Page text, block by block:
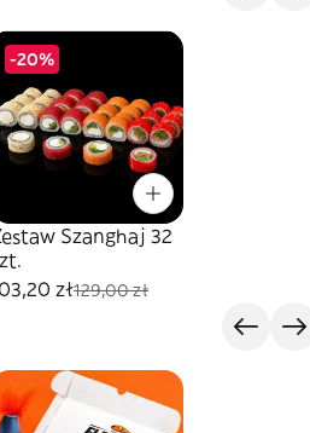
-20%
Szanghaj 32
zł129,00 zł